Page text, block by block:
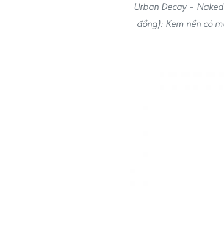
Urban Decay –
đồng): Kem nền có